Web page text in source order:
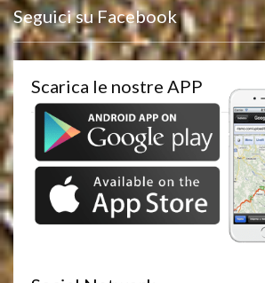
Seguici su Facebook
Scarica le nostre APP